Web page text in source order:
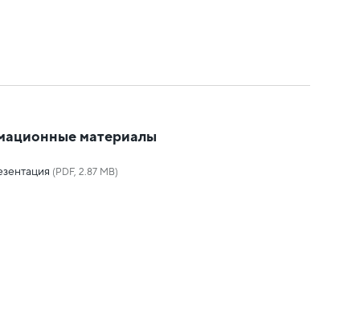
материалы
(PDF, 2.87 MB)